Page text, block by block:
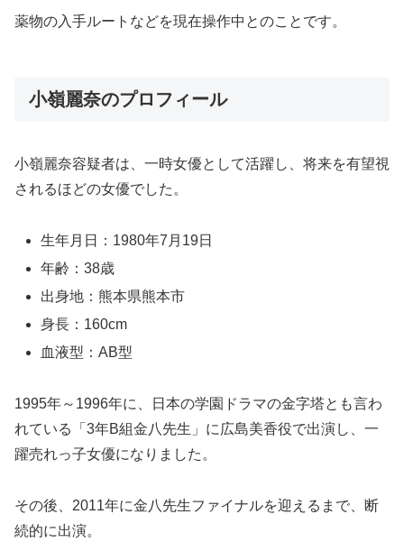
薬物の入手ルートなどを現在操作中とのことです。
小嶺麗奈のプロフィール
小嶺麗奈容疑者は、一時女優として活躍し、将来を有望視
されるほどの女優でした。
生年月日：1980年7月19日
年齢：38歳
出身地：熊本県熊本市
身長：160cm
血液型：AB型
1995年～1996年に、日本の学園ドラマの金字塔とも言わ
れている「3年B組金八先生」に広島美香役で出演し、一
躍売れっ子女優になりました。
その後、2011年に金八先生ファイナルを迎えるまで、断
続的に出演。